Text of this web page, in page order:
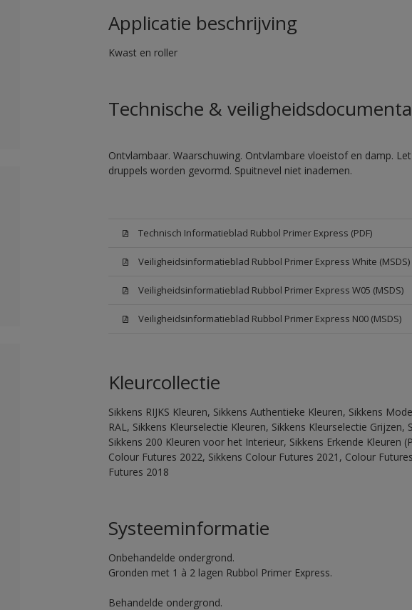
Applicatie beschrijving
Kwast en roller
Technische &
Ontvlambaar. Waarschuwing. Ontvlambare vloeistof en damp.
druppels worden gevormd. Spuitnevel niet inademen.
Technisch Informatieblad Rubbol Primer Express (PDF)
Veiligheidsinformatieblad Rubbol Primer Express White (MSDS)
Veiligheidsinformatieblad Rubbol Primer Express W05 (MSDS)
Veiligheidsinformatieblad Rubbol Primer Express N00 (MSDS)
Kleurcollectie
Sikkens RIJKS Kleuren, Sikkens Authentieke Kleuren, Sikkens
RAL, Sikkens Kleurselectie Kleuren, Sikkens Kleurselectie
Sikkens 200 Kleuren voor het Interieur, Sikkens Erkende Kleuren
Colour Futures 2022, Sikkens Colour Futures 2021, Colour
Futures 2018
Systeeminformatie
Onbehandelde ondergrond.
Gronden met 1 à 2 lagen Rubbol Primer Express.
Behandelde ondergrond.